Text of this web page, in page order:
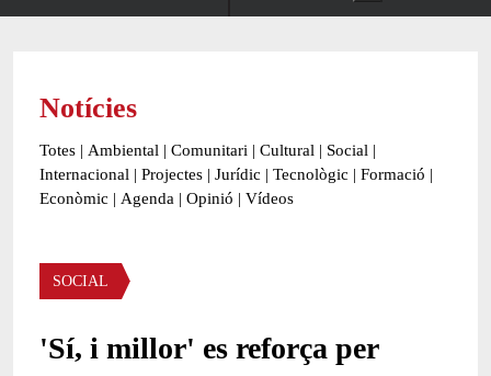
Notícies
Totes | Ambiental | Comunitari | Cultural | Social |
Internacional | Projectes | Jurídic | Tecnològic | Formació |
Econòmic | Agenda | Opinió | Vídeos
Àmbit de la notícia
SOCIAL
'Sí, i millor' es reforça per